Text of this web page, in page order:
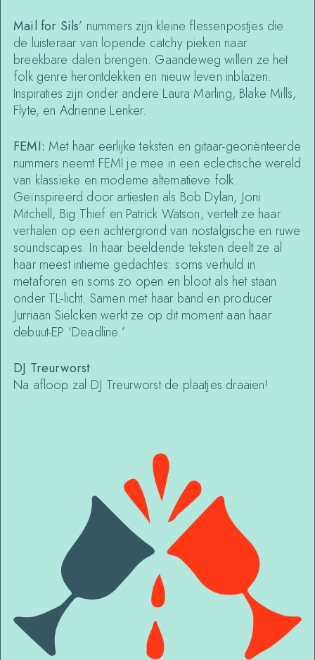
Mail for Sils’ nummers zijn kleine flessenpostjes die
de luisteraar van lopende catchy pieken naar
breekbare dalen brengen. Gaandeweg willen ze het
folk genre herontdekken en nieuw leven inblazen.
Inspiraties zijn onder andere Laura Marling, Blake Mills,
Flyte, en Adrienne Lenker.
FEMI: Met haar eerlijke teksten en gitaar-georiënteerde
nummers neemt FEMI je mee in een eclectische wereld
van klassieke en moderne alternatieve folk.
Geïnspireerd door artiesten als Bob Dylan, Joni
Mitchell, Big Thief en Patrick Watson, vertelt ze haar
verhalen op een achtergrond van nostalgische en ruwe
soundscapes. In haar beeldende teksten deelt ze al
haar meest intieme gedachtes: soms verhuld in
metaforen en soms zo open en bloot als het staan
onder TL-licht. Samen met haar band en producer
Jurriaan Sielcken werkt ze op dit moment aan haar
debuut-EP ‘Deadline.’
DJ Treurworst
Na afloop zal DJ Treurworst de plaatjes draaien!